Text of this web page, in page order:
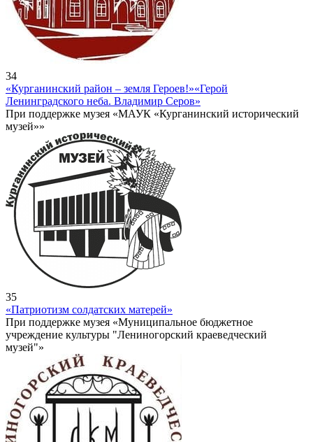
34
«Курганинский район – земля Героев!»«Герой
Ленинградского неба. Владимир Серов»
При поддержке музея «МАУК «Курганинский исторический
музей»»
35
«Патриотизм солдатских матерей»
При поддержке музея «Муниципальное бюджетное
учреждение культуры "Лениногорский краеведческий
музей"»